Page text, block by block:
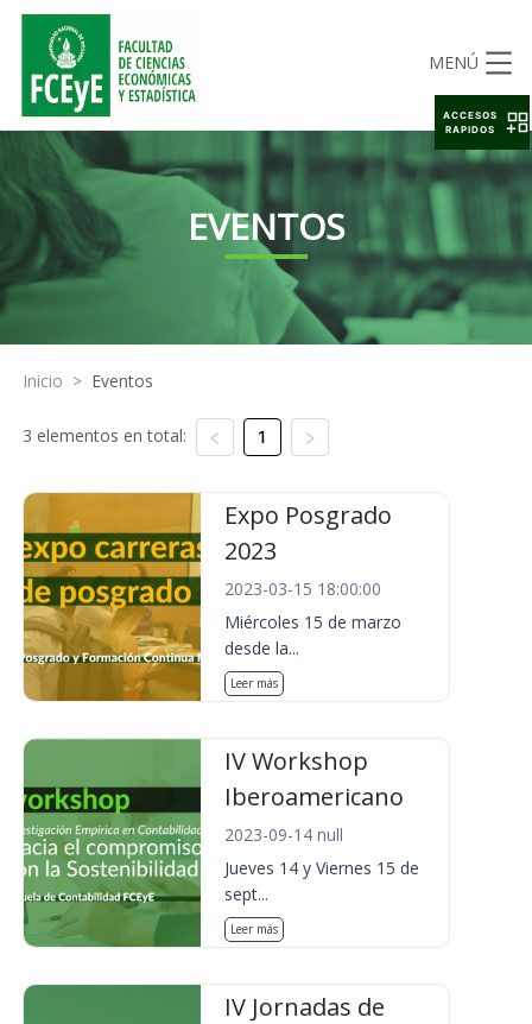
MENÚ
EVENTOS
Inicio > Eventos
3 elementos en total: 1
Expo Posgrado
2023
2023-03-15 18:00:00
Miércoles 15 de marzo
desde la...
Leer más
IV Workshop
Iberoamericano
2023-09-14 null
Jueves 14 y Viernes 15 de
sept...
Leer más
IV Jornadas de
ACCESOS
RAPIDOS